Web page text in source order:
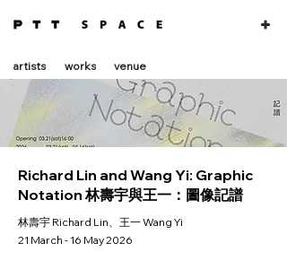
artists works venue
Richard Lin and Wang Yi: Graphic
Notation 林壽宇與王一：圖像記譜
林壽宇 Richard Lin、王一 Wang Yi
21 March - 16 May 2026